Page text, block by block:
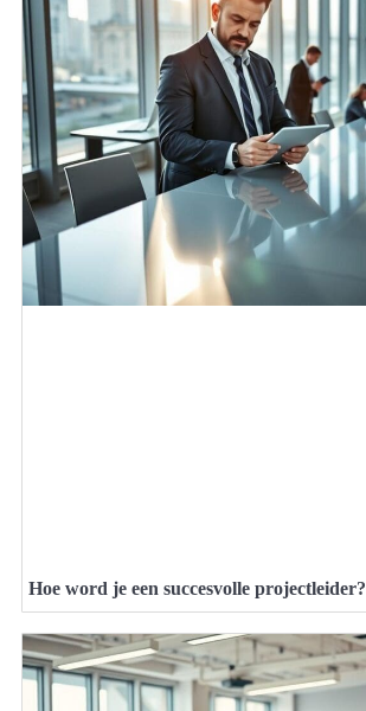
Hoe word je een succesvolle projectleider?